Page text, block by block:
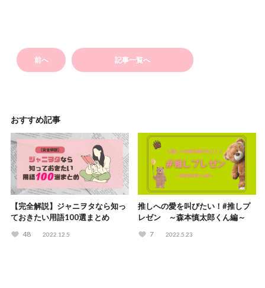
前へ 記事一覧へ
おすすめ記事
【完全解説】ジャニヲタなら知っ
ておきたい用語100選まとめ
48 2022.12.5
推しへの愛を叫びたい！#推しプ
レゼン ～森本慎太郎くん編～
7 2022.5.23